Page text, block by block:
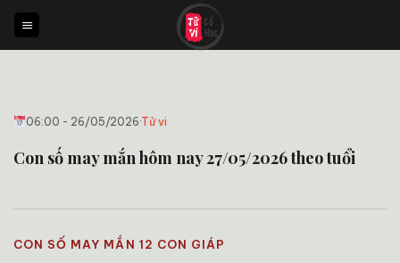
qua
nội
06:00 - 26/05/2026·Tử vi
Con số may mắn hôm nay 27/05/2026 theo tuổi
CON SỐ MAY MẮN 12 CON GIÁP